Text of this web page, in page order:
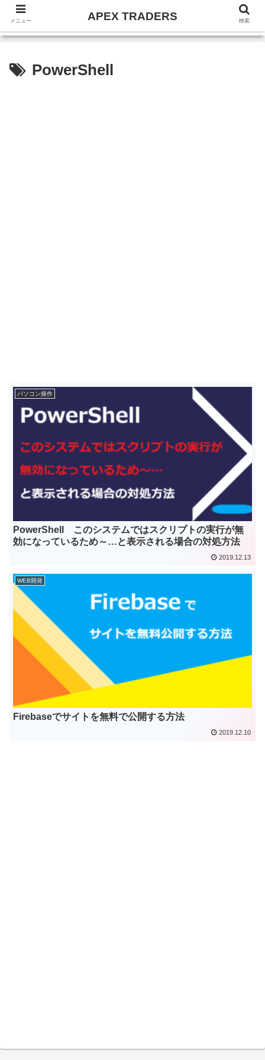
PowerShell
パソコン操作
PowerShell このシステムではスクリプトの実行が無
効になっているため～…と表示される場合の対処方法
2019.12.13
WEB開発
Firebaseでサイトを無料で公開する方法
2019.12.10
メニュー APEX TRADERS 検索